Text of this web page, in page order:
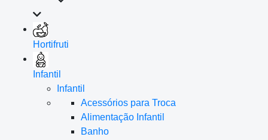
Hortifruti
Infantil
Infantil
Acessórios para Troca
Alimentação Infantil
Banho